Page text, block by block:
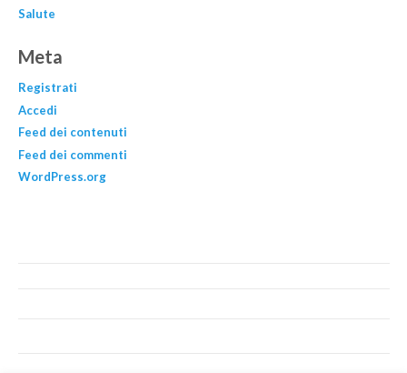
Salute
Meta
Registrati
Accedi
Feed dei contenuti
Feed dei commenti
WordPress.org